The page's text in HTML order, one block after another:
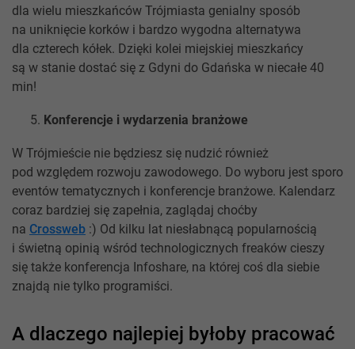
dla wielu mieszkańców Trójmiasta genialny sposób
na uniknięcie korków i bardzo wygodna alternatywa
dla czterech kółek. Dzięki kolei miejskiej mieszkańcy
są w stanie dostać się z Gdyni do Gdańska w niecałe 40
min!
Konferencje i wydarzenia branżowe
W Trójmieście nie będziesz się nudzić również
pod względem rozwoju zawodowego. Do wyboru jest sporo
eventów tematycznych i konferencje branżowe. Kalendarz
coraz bardziej się zapełnia, zaglądaj choćby
na Crossweb :) Od kilku lat niesłabnącą popularnością
i świetną opinią wśród technologicznych freaków cieszy
się także konferencja Infoshare, na której coś dla siebie
znajdą nie tylko programiści.
A dlaczego najlepiej byłoby pracować